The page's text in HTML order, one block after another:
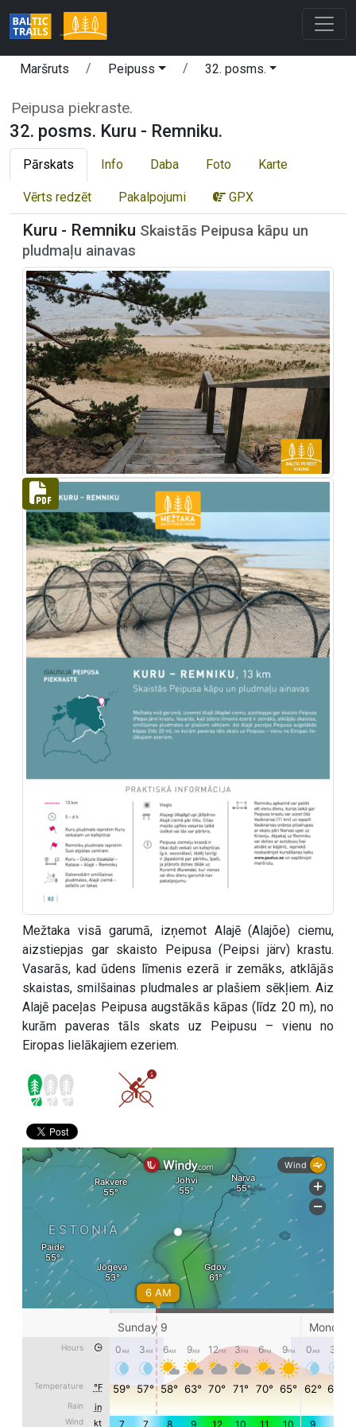
Maršruts Peipuss 32. posms.
Peipusa piekraste.
32. posms. Kuru - Remniku.
Pārskats Info Daba Foto Karte
Vērts redzēt Pakalpojumi GPX
Kuru - Remniku Skaistās Peipusa kāpu un
pludmaļu ainavas
Mežtaka visā garumā, izņemot Alajē (Alajõe) ciemu,
aizstiepjas gar skaisto Peipusa (Peipsi järv) krastu.
Vasarās, kad ūdens līmenis ezerā ir zemāks, atklājās
skaistas, smilšainas pludmales ar plašiem sēkļiem. Aiz
Alajē paceļas Peipusa augstākās kāpas (līdz 20 m), no
kurām paveras tāls skats uz Peipusu – vienu no
Eiropas lielākajiem ezeriem.